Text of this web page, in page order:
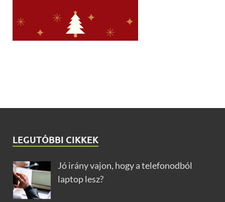
LEGUTÓBBI CIKKEK
Jó irány vajon, hogy a telefonodból
laptop lesz?